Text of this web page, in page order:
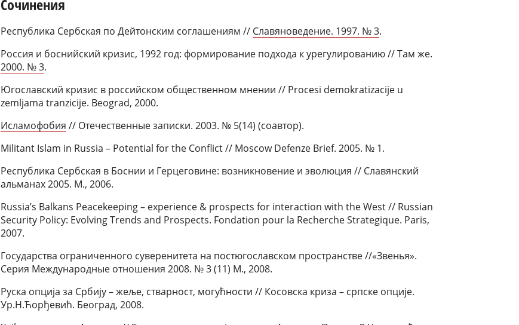
Сочинения
Республика Сербская по Дейтонским соглашениям // Славяноведение. 1997. № 3.
Россия и боснийский кризис, 1992 год: формирование подхода к урегулированию // Там же.
2000. № 3.
Югославский кризис в российском общественном мнении // Procesi demokratizacije u
zemljama tranzicije. Beograd, 2000.
Исламофобия // Отечественные записки. 2003. № 5(14) (соавтор).
Militant Islam in Russia – Potential for the Conflict // Moscow Defenze Brief. 2005. № 1.
Республика Сербская в Боснии и Герцеговине: возникновение и эволюция // Славянский
альманах 2005. М., 2006.
Russia’s Balkans Peacekeeping – experiеnce & prospects for interaction with the West // Russian
Security Policy: Evolving Trends and Prospects. Fondation pour la Recherche Strategique. Paris,
2007.
Государства ограниченного суверенитета на постюгославском пространстве //«Звенья».
Серия Международные отношения 2008. № 3 (11) М., 2008.
Руска опција за Србију – жеље, стварност, могућности // Косовска криза – српске опције.
Ур.Н.Ћорђевић. Београд, 2008.